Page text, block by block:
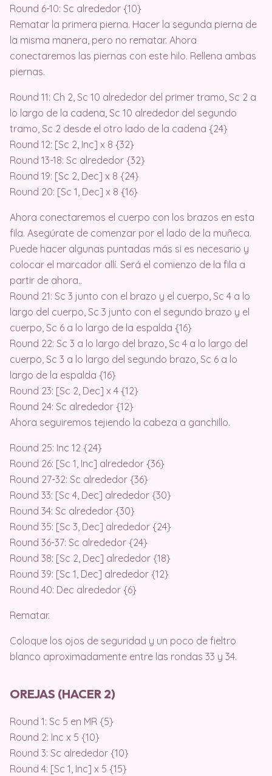
Round 6-10: Sc alrededor {10}
Rematar la primera pierna. Hacer la segunda pierna de
la misma manera, pero no rematar. Ahora
conectaremos las piernas con este hilo. Rellena ambas
piernas.
Round 11: Ch 2, Sc 10 alrededor del primer tramo, Sc 2 a
lo largo de la cadena, Sc 10 alrededor del segundo
tramo, Sc 2 desde el otro lado de la cadena {24}
Round 12: [Sc 2, Inc] x 8 {32}
Round 13-18: Sc alrededor {32}
Round 19: [Sc 2, Dec] x 8 {24}
Round 20: [Sc 1, Dec] x 8 {16}
Ahora conectaremos el cuerpo con los brazos en esta
fila. Asegúrate de comenzar por el lado de la muñeca.
Puede hacer algunas puntadas más si es necesario y
colocar el marcador allí. Será el comienzo de la fila a
partir de ahora..
Round 21: Sc 3 junto con el brazo y el cuerpo, Sc 4 a lo
largo del cuerpo, Sc 3 junto con el segundo brazo y el
cuerpo, Sc 6 a lo largo de la espalda {16}
Round 22: Sc 3 a lo largo del brazo, Sc 4 a lo largo del
cuerpo, Sc 3 a lo largo del segundo brazo, Sc 6 a lo
largo de la espalda {16}
Round 23: [Sc 2, Dec] x 4 {12}
Round 24: Sc alrededor {12}
Ahora seguiremos tejiendo la cabeza a ganchillo.
Round 25: Inc 12 {24}
Round 26: [Sc 1, Inc] alrededor {36}
Round 27-32: Sc alrededor {36}
Round 33: [Sc 4, Dec] alrededor {30}
Round 34: Sc alrededor {30}
Round 35: [Sc 3, Dec] alrededor {24}
Round 36-37: Sc alrededor {24}
Round 38: [Sc 2, Dec] alrededor {18}
Round 39: [Sc 1, Dec] alrededor {12}
Round 40: Dec alrededor {6}
Rematar.
Coloque los ojos de seguridad y un poco de fieltro
blanco aproximadamente entre las rondas 33 y 34.
OREJAS (HACER 2)
Round 1: Sc 5 en MR {5}
Round 2: Inc x 5 {10}
Round 3: Sc alrededor {10}
Round 4: [Sc 1, Inc] x 5 {15}